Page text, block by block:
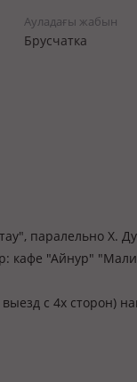
Ауладағы жабын
Брусчатка
паралельно Х.
кафе "Айнур"
с 4х сторон)